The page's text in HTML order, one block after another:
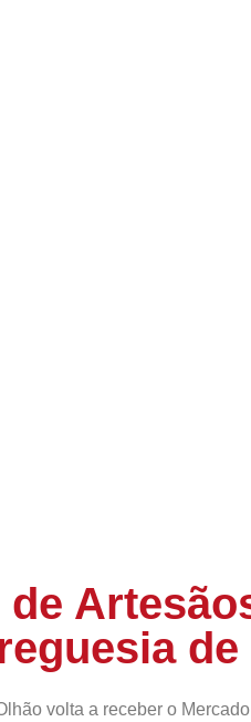
de
volta a receber o